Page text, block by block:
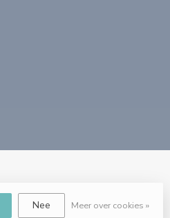
Nee Meer over cookies »